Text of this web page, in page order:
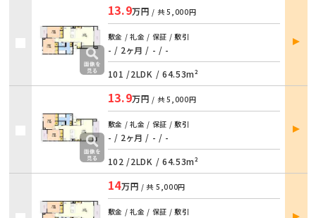
13.9万円 / 共5,000円
敷金 / 礼金 / 保証 / 敷引
- / 2ヶ月 / - / -
101 /2LDK / 64.53m²
部屋
詳細
13.9万円 / 共5,000円
敷金 / 礼金 / 保証 / 敷引
- / 2ヶ月 / - / -
102 /2LDK / 64.53m²
部屋
詳細
14万円 / 共 5,000円
敷金 / 礼金 / 保証 / 敷引
部屋